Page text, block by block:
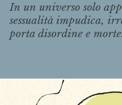
In un universo solo
sessualità impudica,
porta disordine e morte.